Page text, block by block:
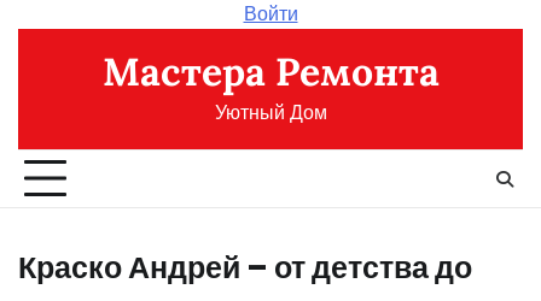
содержимому
Войти
Мастера Ремонта
Уютный Дом
Краско Андрей – от детства до